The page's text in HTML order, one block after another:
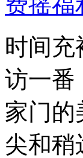
时间充
访一番
家门的
尖和稍